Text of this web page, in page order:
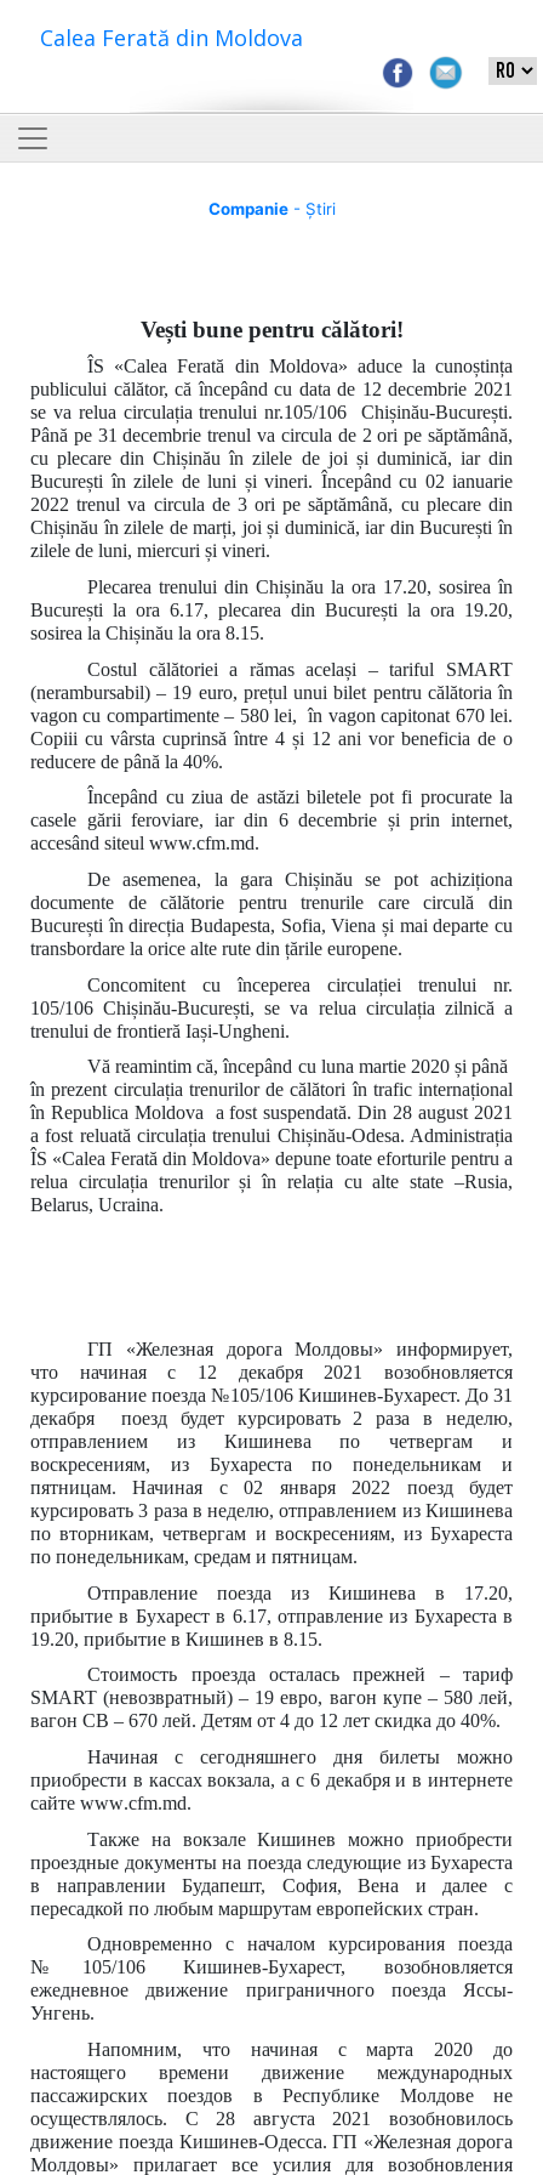
Calea Ferată din Moldova
Companie- Știri
Vești bune pentru călători!
ÎS «Calea Ferată din Moldova» aduce la cunoștința
publicului călător, că începând cu data de 12 decembrie 2021
se va relua circulația trenului nr.105/106 Chișinău-București.
Până pe 31 decembrie trenul va circula de 2 ori pe săptămână,
cu plecare din Chișinău în zilele de joi și duminică, iar din
București în zilele de luni și vineri. Începând cu 02 ianuarie
2022 trenul va circula de 3 ori pe săptămână, cu plecare din
Chișinău în zilele de marți, joi și duminică, iar din București în
zilele de luni, miercuri și vineri.
Plecarea trenului din Chișinău la ora 17.20, sosirea în
București la ora 6.17, plecarea din București la ora 19.20,
sosirea la Chișinău la ora 8.15.
Costul călătoriei a rămas același – tariful SMART
(nerambursabil) – 19 euro, prețul unui bilet pentru călătoria în
vagon cu compartimente – 580 lei, în vagon capitonat 670 lei.
Copiii cu vârsta cuprinsă între 4 și 12 ani vor beneficia de o
reducere de până la 40%.
Începând cu ziua de astăzi biletele pot fi procurate la
casele gării feroviare, iar din 6 decembrie și prin internet,
accesând siteul www.cfm.md.
De asemenea, la gara Chișinău se pot achiziționa
documente de călătorie pentru trenurile care circulă din
București în direcția Budapesta, Sofia, Viena și mai departe cu
transbordare la orice alte rute din țările europene.
Concomitent cu începerea circulației trenului nr.
105/106 Chișinău-București, se va relua circulația zilnică a
trenului de frontieră Iași-Ungheni.
Vă reamintim că, începând cu luna martie 2020 și până
în prezent circulația trenurilor de călători în trafic internațional
în Republica Moldova a fost suspendată. Din 28 august 2021
a fost reluată circulația trenului Chișinău-Odesa. Administrația
ÎS «Calea Ferată din Moldova» depune toate eforturile pentru a
relua circulația trenurilor și în relația cu alte state –Rusia,
Belarus, Ucraina.
ГП «Железная дорога Молдовы» информирует,
что начиная с 12 декабря 2021 возобновляется
курсирование поезда №105/106 Кишинев-Бухарест. До 31
декабря поезд будет курсировать 2 раза в неделю,
отправлением из Кишинева по четвергам и
воскресениям, из Бухареста по понедельникам и
пятницам. Начиная с 02 января 2022 поезд будет
курсировать 3 раза в неделю, отправлением из Кишинева
по вторникам, четвергам и воскресениям, из Бухареста
по понедельникам, средам и пятницам.
Отправление поезда из Кишинева в 17.20,
прибытие в Бухарест в 6.17, отправление из Бухареста в
19.20, прибытие в Кишинев в 8.15.
Стоимость проезда осталась прежней – тариф
SMART (невозвратный) – 19 евро, вагон купе – 580 лей,
вагон СВ – 670 лей. Детям от 4 до 12 лет скидка до 40%.
Начиная с сегодняшнего дня билеты можно
приобрести в кассах вокзала, а с 6 декабря и в интернете
сайте www.cfm.md.
Также на вокзале Кишинев можно приобрести
проездные документы на поезда следующие из Бухареста
в направлении Будапешт, София, Вена и далее с
пересадкой по любым маршрутам европейских стран.
Одновременно с началом курсирования поезда
№105/106 Кишинев-Бухарест, возобновляется
ежедневное движение приграничного поезда Яссы-
Унгень.
Напомним, что начиная с марта 2020 до
настоящего времени движение международных
пассажирских поездов вРеспублике Молдове не
осуществлялось. С 28 августа 2021 возобновилось
движение поезда Кишинев-Одесса. ГП «Железная дорога
Молдовы» прилагает все усилия для возобновления